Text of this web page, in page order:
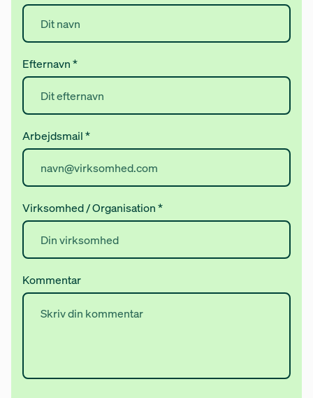
Efternavn*
Arbejdsmail*
Virksomhed / Organisation*
Kommentar